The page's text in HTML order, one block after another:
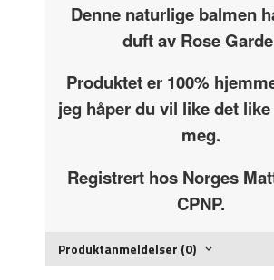
Denne naturlige balmen
duft av Rose
Produktet er 100%
jeg håper du vil like det
meg.
Registrert hos Norges
CPNP.
Produktanmeldelser (0)